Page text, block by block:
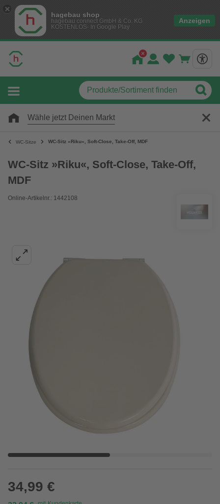
hagebau shop
hagebau connect GmbH & Co. KG
KOSTENLOS- In Google Play
Anzeigen
Wähle jetzt Deinen Markt
WC-Sitze WC-Sitz »Riku«, Soft-Close, Take-Off, MDF
WC-Sitz »Riku«, Soft-Close, Take-Off,
MDF
Online-Artikelnr.: 1442108
34,99 €